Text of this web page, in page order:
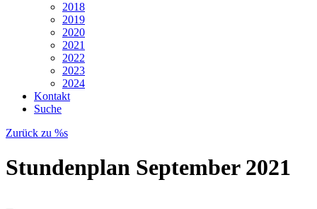
2018
2019
2020
2021
2022
2023
2024
Kontakt
Suche
Zurück zu %s
Stundenplan September 2021